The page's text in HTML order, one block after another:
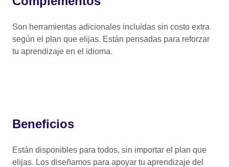
Son herramientas adicionales incluidas sin costo extra
según el plan que elijas. Están pensadas para reforzar
tu aprendizaje en el idioma.
Beneficios
Están disponibles para todos, sin importar el plan que
elijas. Los diseñamos para apoyar tu aprendizaje del